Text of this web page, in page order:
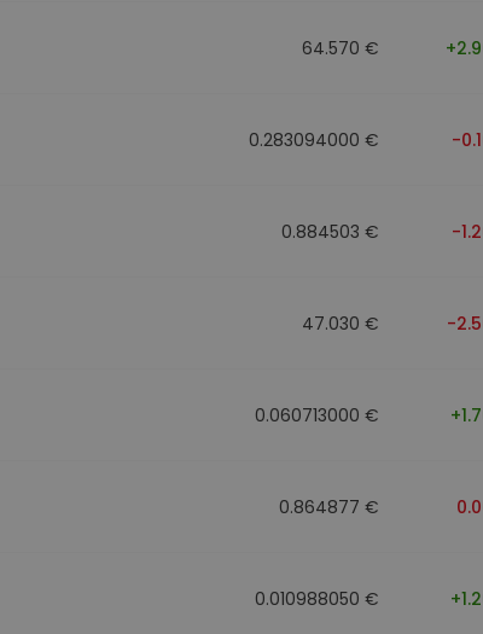
64.570 €
0.283094000 € -
0.884503 € -
47.030 € -
0.060713000 €
0.864877 €
0.010988050 €